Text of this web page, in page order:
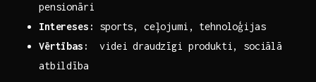
pensionāri
Intereses:
sports, ceļojumi, tehnoloģijas
Vērtības:
​ videi draudzīgi produkti, sociālā
atbildība